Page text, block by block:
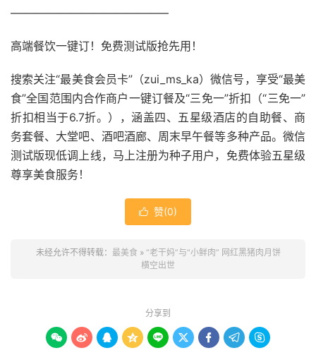
——————————————
高端餐饮一键订！免费测试版抢先用！
搜索关注“最美食会员卡”（zui_ms_ka）微信号，享受“最美
食”全国范围内合作商户一键订餐及“三免一”折扣（“三免一”
折扣相当于6.7折。），涵盖四、五星级酒店的自助餐、商
务套餐、大堂吧、酒吧酒廊、周末早午餐等多种产品。微信
测试版现低调上线，马上注册为种子用户，免费体验五星级
尊享美食服务！
 赞(0)
未经允许不得转载： 最美食 » “老干妈”与“小鲜肉” 网红黑猪肉月饼
横空出世
分享到
        